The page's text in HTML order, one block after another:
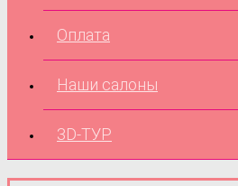
Оплата
Наши салоны
3D-ТУР